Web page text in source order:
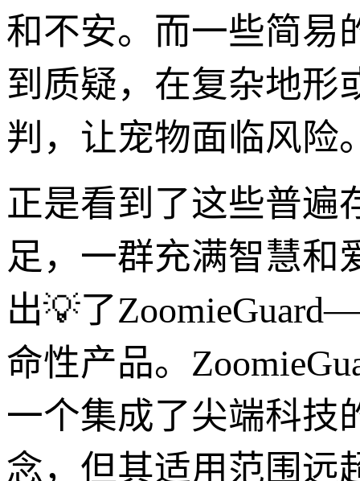
和不安。而一些简易
到质疑，在复杂地形
判，让宠物面临风险
正是看到了这些普遍
足，一群充满智慧和
出💡了
命性产品。
一个集成了尖端科技
念，但其适用范围远